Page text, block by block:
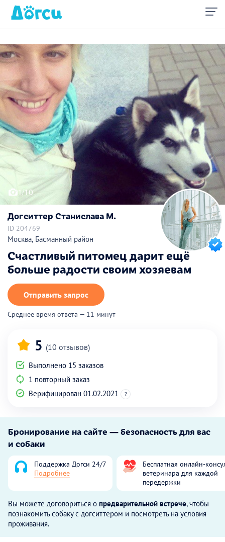
1/10
Догситтер Станислава М.
ID 204769
Москва, Басманный район
Счастливый питомец дарит ещё
больше радости своим хозяевам
Отправить запрос
Среднее время ответа — 11 минут
5 (10 отзывов)
Выполнено 15 заказов
1 повторный заказ
Верифицирован 01.02.2021
?
Бронирование на сайте — безопасность для вас
и собаки
Поддержка Догси 24/7
Подробнее
Бесплатная онлайн-
ветеринара для каждой
передержки
Вы можете договориться о предварительной встрече, чтобы
познакомить собаку с догситтером и посмотреть на условия
проживания.